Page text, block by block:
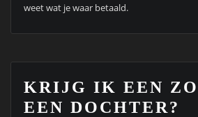
weet wat je waar betaald.
KRIJG IK EEN
EEN DOCHTER?